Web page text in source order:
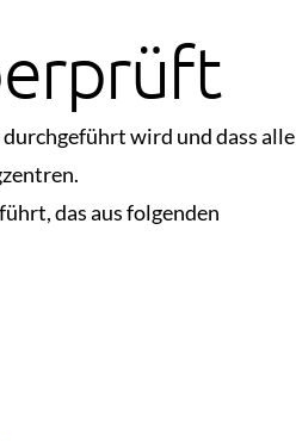
wird und dass alle
das aus folgenden